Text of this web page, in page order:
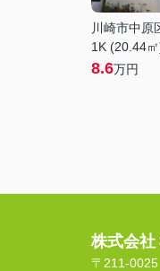
川崎市中原
1K (20.44
8.6万円
株式会
〒211-0025